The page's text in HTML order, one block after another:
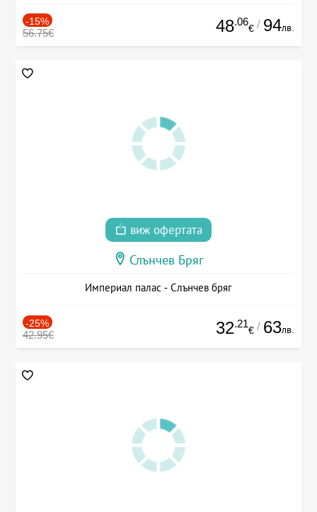
-15%
56.75€ 48.06
€ / 94лв.
виж офертата
Слънчев Бряг
Империал палас - Слънчев бряг
-25%
42.95€ 32.21
€ / 63лв.